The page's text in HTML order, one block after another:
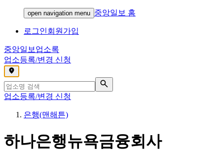
open navigation menu 중앙일보 홈
로그인회원가입
중앙일보 업소록
업소등록/변경 신청
,
업소등록/변경 신청
은행(맨해튼)
하나은행뉴욕금융회사